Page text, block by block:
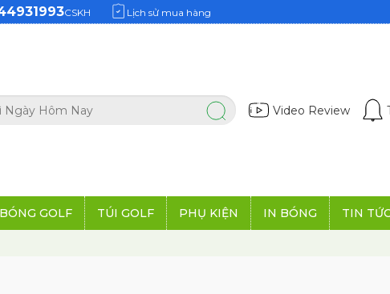
CSKH Lịch sử mua hàng
Video Review
BÓNG GOLF TÚI GOLF PHỤ KIỆN IN BÓNG TIN